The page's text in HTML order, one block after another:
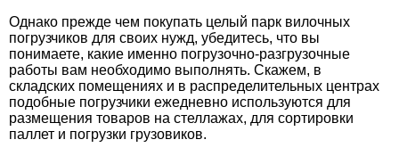
Однако прежде чем покупать целый парк вилочных
погрузчиков для своих нужд, убедитесь, что вы
понимаете, какие именно погрузочно-разгрузочные
работы вам необходимо выполнять. Скажем, в
складских помещениях и в распределительных центрах
подобные погрузчики ежедневно используются для
размещения товаров на стеллажах, для сортировки
паллет и погрузки грузовиков.